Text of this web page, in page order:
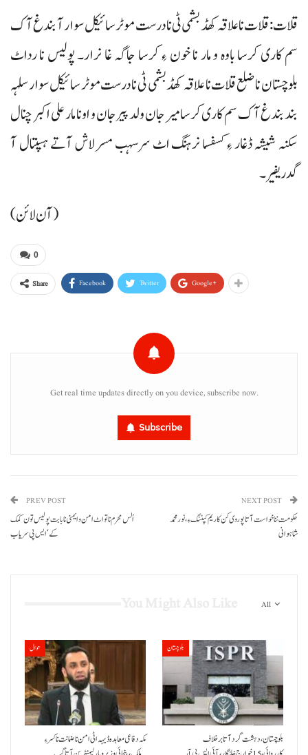
قلات: قلات نا علاقہ کھڈ بشمی ٹی نادرست موٹر سائیکل سوار آ بندغ آک
سم کاری کرسا باوہ و مار نا خون ءِ کرسا جاگہ غا نرار۔ پولیس نا رداٹ
بلوچستان نا ضلع قلات نا علاقہ کھڈ بشمی ٹی نادرست موٹر سائیکل سوار سلہہ
بند بندغ آک سم کاری کرسا میر جان ولد پیر جان و اونا مار علی اکبر چنال
سکنہ شیشہ ڈغار ءِ کسفسا نرہنگ اٹ سرسہب مسر لاش آتے ہسپتال آ
گدریفیر۔
(آن لائن)
0
Share Facebook Twitter Google+
Get real time updates directly on you device, subscribe now.
Subscribe
PREV POST
اُلس محرم نا تو اٹ امن و ایمنی نا بابت پولیس تون کمک
کے‘ ایس پی سریاب
NEXT POST
حکومت ننا خواست آتا پوروی کن کاریم کپننگ ءِ، نور محمد
شاہوانی
All
حوال
مکہ دفاعی معاہدہ ڈیہہ اٹی امن نا ضمانت نا کسر ءِ
بلوچستان
بلوچستان، دہشت گرد آتا برخلاف